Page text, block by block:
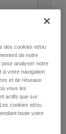
des cookies et/ou
de notre
pour analyser notre
à votre navigation
et de réseaux
vous les
actifs que sur
cookies et/ou
toute votre